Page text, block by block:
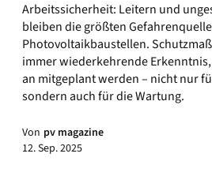
Arbeitssicherheit: Leitern und
bleiben die größten
Photovoltaikbaustellen.
immer wiederkehrende
an mitgeplant werden – nicht nur
sondern auch für die Wartung.
Von pv magazine
12. Sep. 2025